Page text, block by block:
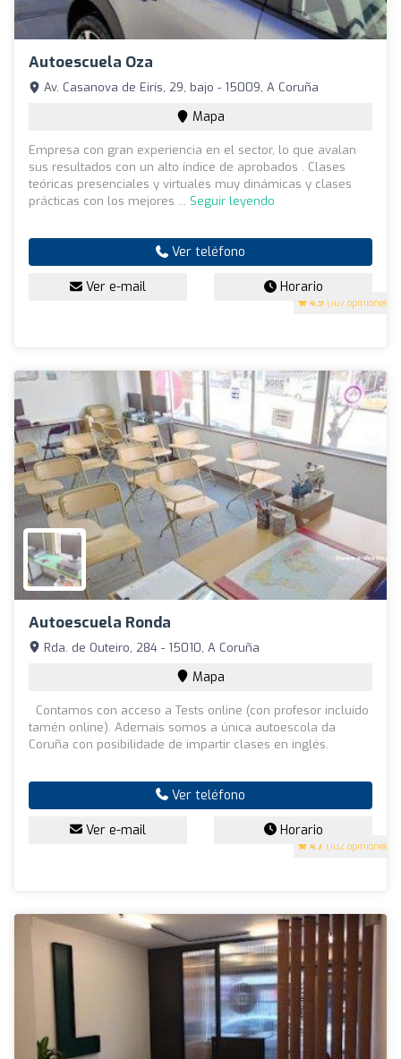
Autoescuela Oza
4.9 (107 opiniones)
Av. Casanova de Eirís, 29, bajo - 15009, A Coruña
Mapa
Empresa con gran experiencia en el sector, lo que avalan
sus resultados con un alto índice de aprobados . Clases
teóricas presenciales y virtuales muy dinámicas y clases
prácticas con los mejores ... Seguir leyendo
Ver teléfono
Ver e-mail Horario
Autoescuela Ronda
4.7 (102 opiniones)
Rda. de Outeiro, 284 - 15010, A Coruña
Mapa
Contamos con acceso a Tests online (con profesor incluído
tamén online). Ademais somos a única autoescola da
Coruña con posibilidade de impartir clases en inglés.
Ver teléfono
Ver e-mail Horario